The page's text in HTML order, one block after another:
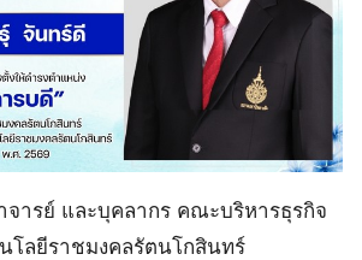
ารย์ และบุคลากร คณะบริหารธุรกิจ
โลยีราชมงคลรัตนโกสินทร์